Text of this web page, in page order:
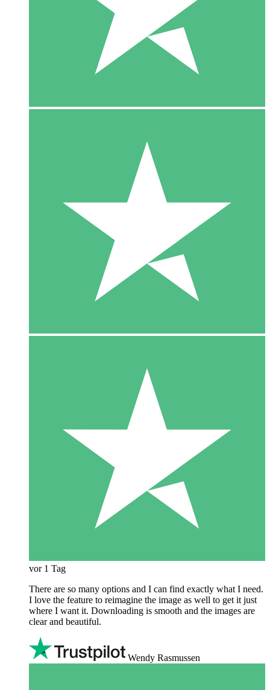
vor 1 Tag
There are so many options and I can find exactly what I need.
I love the feature to reimagine the image as well to get it just
where I want it. Downloading is smooth and the images are
clear and beautiful.
Wendy Rasmussen